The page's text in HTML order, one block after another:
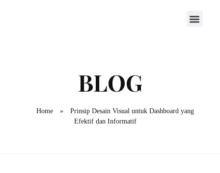
Home »
Prinsip Desain Visual untuk Dashboard yang
Efektif dan Informatif